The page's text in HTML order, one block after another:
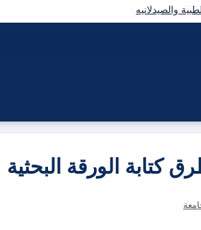
والصيدلانيه
الورقة البحثية